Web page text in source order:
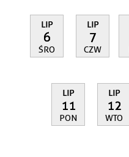
LIP
6
ŚRO
LIP
7
CZW
LIP
11
PON
LIP
12
WTO